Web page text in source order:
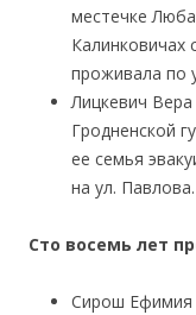
местечке
Калинковичах
проживала по
Лицкевич
Гродненской
ее семья
на ул. Павлова.
Сто восемь лет
Сирош Ефимия